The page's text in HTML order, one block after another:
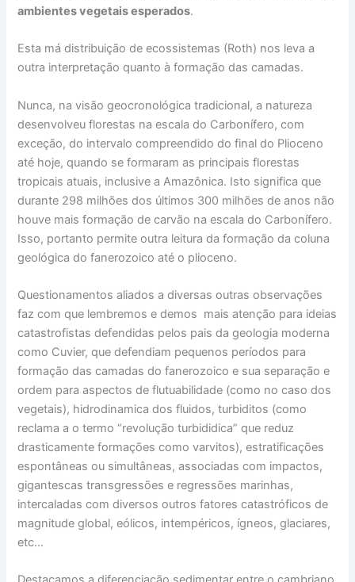
ambientes vegetais esperados.
Esta má distribuição de ecossistemas (Roth) nos leva a
outra interpretação quanto à formação das camadas.
Nunca, na visão geocronológica tradicional, a natureza
desenvolveu florestas na escala do Carbonífero, com
exceção, do intervalo compreendido do final do Plioceno
até hoje, quando se formaram as principais florestas
tropicais atuais, inclusive a Amazônica. Isto significa que
durante 298 milhões dos últimos 300 milhões de anos não
houve mais formação de carvão na escala do Carbonífero.
Isso, portanto permite outra leitura da formação da coluna
geológica do fanerozoico até o plioceno.
Questionamentos aliados a diversas outras observações
faz com que lembremos e demos mais atenção para ideias
catastrofistas defendidas pelos pais da geologia moderna
como Cuvier, que defendiam pequenos períodos para
formação das camadas do fanerozoico e sua separação e
ordem para aspectos de flutuabilidade (como no caso dos
vegetais), hidrodinamica dos fluidos, turbiditos (como
reclama a o termo “revolução turbididica” que reduz
drasticamente formações como varvitos), estratificações
espontâneas ou simultâneas, associadas com impactos,
gigantescas transgressões e regressões marinhas,
intercaladas com diversos outros fatores catastróficos de
magnitude global, eólicos, intempéricos, ígneos, glaciares,
etc…